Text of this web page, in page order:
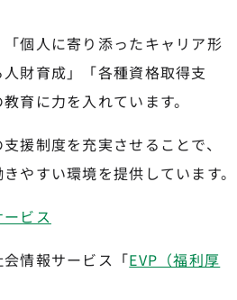
個人に寄り添ったキャリア形
財育成」「各種資格取得支
育に力を入れています。
援制度を充実させることで、
やすい環境を提供しています。
ビス
会情報サービス「EVP（福利厚